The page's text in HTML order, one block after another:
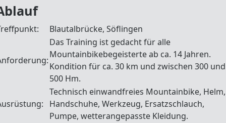
Blautalbrücke, Söflingen
Das Training ist gedacht für alle
Mountainbikebegeisterte ab ca. 14 Jahren.
Kondition für ca. 30 km und zwischen 300 und
500 Hm.
Technisch einwandfreies Mountainbike, Helm,
Handschuhe, Werkzeug, Ersatzschlauch,
Pumpe, wetterangepasste Kleidung.